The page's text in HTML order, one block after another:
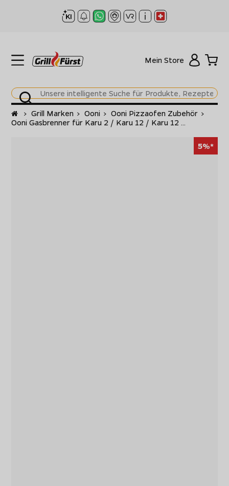
Mein Store
Startseite
> Grill Marken > Ooni > Ooni Pizzaofen Zubehör >
Ooni Gasbrenner für Karu 2 / Karu 12 / Karu 12 ...
5%*